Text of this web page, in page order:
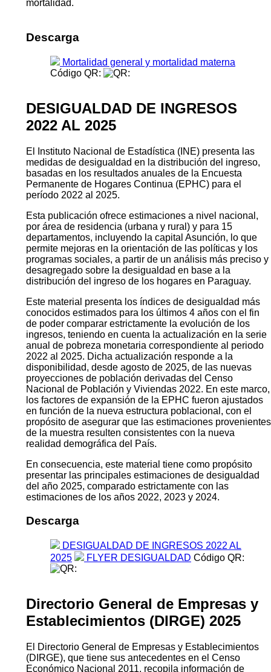
mortalidad.
Descarga
Mortalidad general y mortalidad materna
Código QR:
DESIGUALDAD DE INGRESOS
2022 AL 2025
El Instituto Nacional de Estadística (INE) presenta las
medidas de desigualdad en la distribución del ingreso,
basadas en los resultados anuales de la Encuesta
Permanente de Hogares Continua (EPHC) para el
período 2022 al 2025.
Esta publicación ofrece estimaciones a nivel nacional,
por área de residencia (urbana y rural) y para 15
departamentos, incluyendo la capital Asunción, lo que
permite mejoras en la orientación de las políticas y los
programas sociales, a partir de un análisis más preciso y
desagregado sobre la desigualdad en base a la
distribución del ingreso de los hogares en Paraguay.
Este material presenta los índices de desigualdad más
conocidos estimados para los últimos 4 años con el fin
de poder comparar estrictamente la evolución de los
ingresos, teniendo en cuenta la actualización en la serie
anual de pobreza monetaria correspondiente al periodo
2022 al 2025. Dicha actualización responde a la
disponibilidad, desde agosto de 2025, de las nuevas
proyecciones de población derivadas del Censo
Nacional de Población y Viviendas 2022. En este marco,
los factores de expansión de la EPHC fueron ajustados
en función de la nueva estructura poblacional, con el
propósito de asegurar que las estimaciones provenientes
de la muestra resulten consistentes con la nueva
realidad demográfica del País.
En consecuencia, este material tiene como propósito
presentar las principales estimaciones de desigualdad
del año 2025, comparado estrictamente con las
estimaciones de los años 2022, 2023 y 2024.
Descarga
DESIGUALDAD DE INGRESOS 2022 AL
2025
FLYER DESIGUALDAD Código QR:
Directorio General de Empresas y
Establecimientos (DIRGE) 2025
El Directorio General de Empresas y Establecimientos
(DIRGE), que tiene sus antecedentes en el Censo
Económico Nacional 2011, recopila información de